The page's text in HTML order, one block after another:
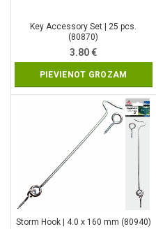
Key Accessory Set | 25 pcs.
(80870)
3.80€
PIEVIENOT GROZAM
Storm Hook | 4.0 x 160 mm (80940)